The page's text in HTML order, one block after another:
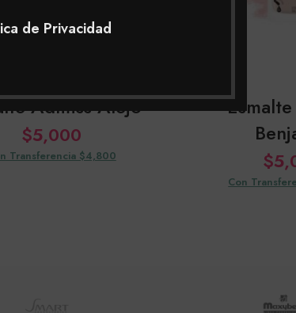
de Privacidad
Admiss Alejo
$5,000
Transferencia $4,800 $
Con